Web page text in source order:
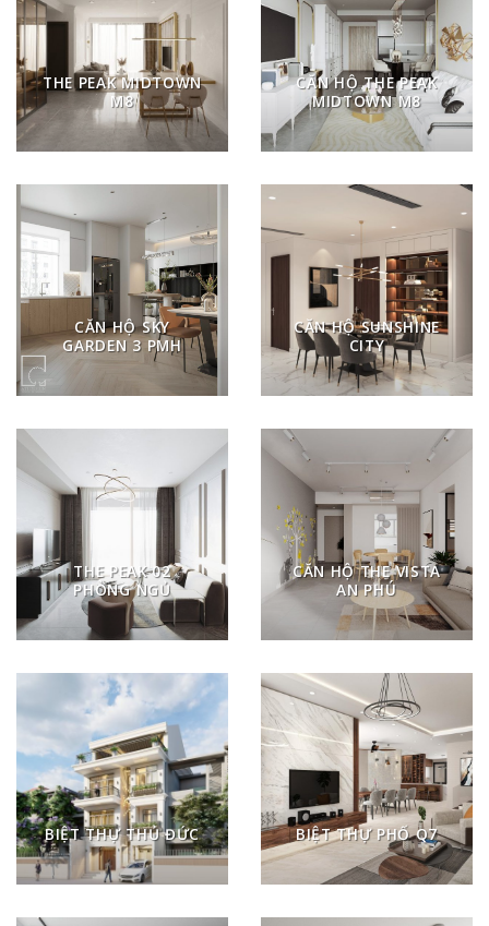
THE PEAK MIDTOWN
M8
CĂN HỘ THE PEAK
MIDTOWN M8
CĂN HỘ SKY
GARDEN 3 PMH
CĂN HỘ SUNSHINE
CITY
THE PEAK 02
PHÒNG NGỦ
CĂN HỘ THE VISTA
AN PHÚ
BIỆT THỰ THỦ ĐỨC BIỆT THỰ PHỐ Q7